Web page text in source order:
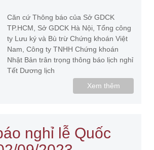
Căn cứ Thông báo của Sở GDCK
TP.HCM, Sở GDCK Hà Nội, Tổng công
ty Lưu ký và Bù trừ Chứng khoán Việt
Nam, Công ty TNHH Chứng khoán
Nhật Bản trân trọng thông báo lịch nghỉ
Tết Dương lịch
Xem thêm
nghỉ lễ Quốc